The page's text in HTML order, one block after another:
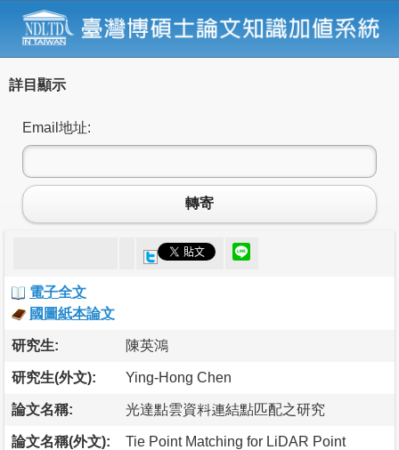
詳目顯示
Email地址:
轉寄
電子全文
國圖紙本論文
研究生: 陳英鴻
研究生(外文): Ying-Hong Chen
論文名稱: 光達點雲資料連結點匹配之研究
論文名稱(外文):
Tie Point Matching for LiDAR Point